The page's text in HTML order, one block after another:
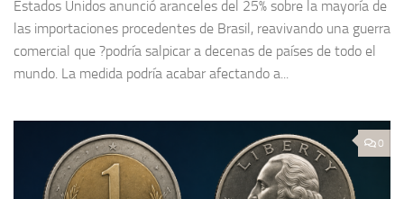
Estados Unidos anunció aranceles del 25% sobre la mayoría de
las importaciones procedentes de Brasil, reavivando una guerra
comercial que ?podría salpicar a decenas de países de todo el
mundo. La medida podría acabar afectando a...
0